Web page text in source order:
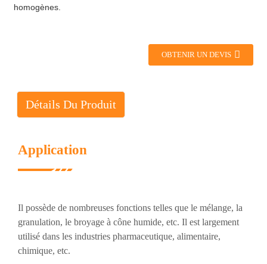
homogènes.
OBTENIR UN DEVIS
Détails Du Produit
Application
Il possède de nombreuses fonctions telles que le mélange, la
granulation, le broyage à cône humide, etc. Il est largement
utilisé dans les industries pharmaceutique, alimentaire,
chimique, etc.